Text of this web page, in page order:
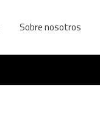
Sobre nosotros